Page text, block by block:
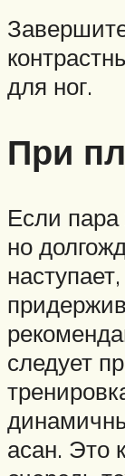
для ног.
При
Если пара
но
следует
асан. Это